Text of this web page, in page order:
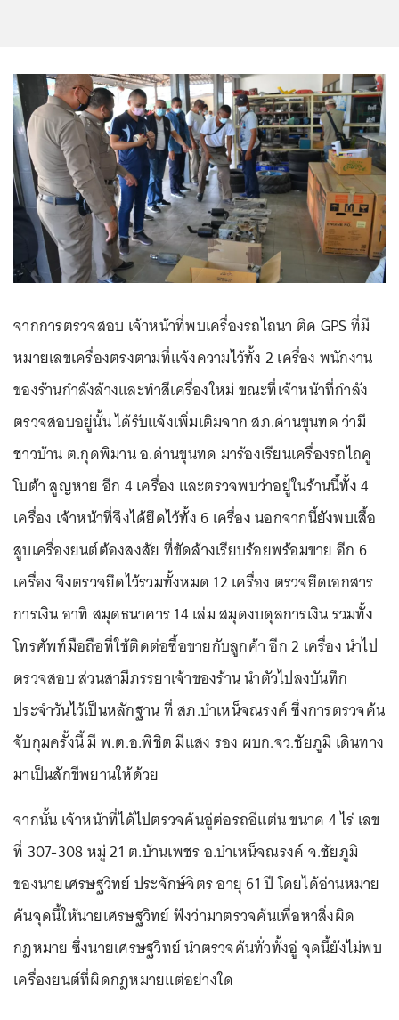
จากการตรวจสอบ เจ้าหน้าที่พบเครื่องรถไถนา ติด GPS ที่มี
หมายเลขเครื่องตรงตามที่แจ้งความไว้ทั้ง 2 เครื่อง พนักงาน
ของร้านกำลังล้างและทำสีเครื่องใหม่ ขณะที่เจ้าหน้าที่กำลัง
ตรวจสอบอยู่นั้น ได้รับแจ้งเพิ่มเติมจาก สภ.ด่านขุนทด ว่ามี
ชาวบ้าน ต.กุดพิมาน อ.ด่านขุนทด มาร้องเรียนเครื่องรถไถคู
โบต้า สูญหาย อีก 4 เครื่อง และตรวจพบว่าอยู่ในร้านนี้ทั้ง 4
เครื่อง เจ้าหน้าที่จึงได้ยึดไว้ทั้ง 6 เครื่อง นอกจากนี้ยังพบเสื้อ
สูบเครื่องยนต์ต้องสงสัย ที่ขัดล้างเรียบร้อยพร้อมขาย อีก 6
เครื่อง จึงตรวจยึดไว้รวมทั้งหมด 12 เครื่อง ตรวจยึดเอกสาร
การเงิน อาทิ สมุดธนาคาร 14 เล่ม สมุดงบดุลการเงิน รวมทั้ง
โทรศัพท์มือถือที่ใช้ติดต่อซื้อขายกับลูกค้า อีก 2 เครื่อง นำไป
ตรวจสอบ ส่วนสามีภรรยาเจ้าของร้าน นำตัวไปลงบันทึก
ประจำวันไว้เป็นหลักฐาน ที่ สภ.บำเหน็จณรงค์ ซึ่งการตรวจค้น
จับกุมครั้งนี้ มี พ.ต.อ.พิชิต มีแสง รอง ผบก.จว.ชัยภูมิ เดินทาง
มาเป็นสักขีพยานให้ด้วย
จากนั้น เจ้าหน้าที่ได้ไปตรวจค้นอู่ต่อรถอีแต๋น ขนาด 4 ไร่ เลข
ที่ 307-308 หมู่ 21 ต.บ้านเพชร อ.บำเหน็จณรงค์ จ.ชัยภูมิ
ของนายเศรษฐวิทย์ ประจักษ์จิตร อายุ 61 ปี โดยได้อ่านหมาย
ค้นจุดนี้ให้นายเศรษฐวิทย์ ฟังว่ามาตรวจค้นเพื่อหาสิ่งผิด
กฎหมาย ซึ่งนายเศรษฐวิทย์ นำตรวจค้นทั่วทั้งอู่ จุดนี้ยังไม่พบ
เครื่องยนต์ที่ผิดกฎหมายแต่อย่างใด